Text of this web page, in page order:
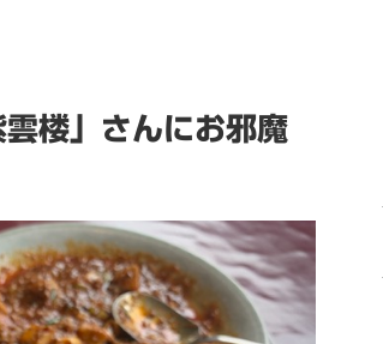
楼」さんにお邪魔